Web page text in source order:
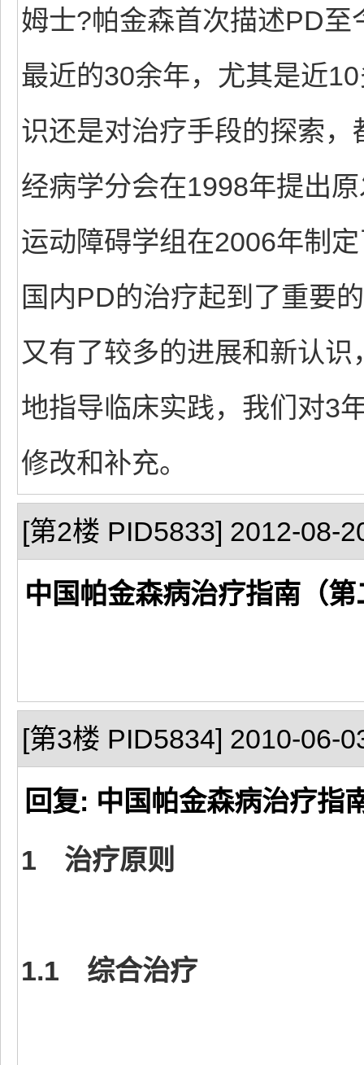
姆士?帕金森首次描述PD
最近的30余年，尤其是近
识还是对治疗手段的探索
经病学分会在1998年提出
运动障碍学组在2006年制
国内PD的治疗起到了重要
又有了较多的进展和新认
地指导临床实践，我们对3
修改和补充。
[第2楼 PID5833] 2012-08-
中国帕金森病治疗指南（
[第3楼 PID5834] 2010-06-
回复: 中国帕金森病治疗指
1 治疗原则
1.1 综合治疗